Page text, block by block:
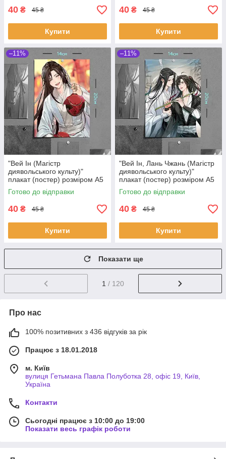
40 ₴ 45 ₴
Купити
40 ₴ 45 ₴
Купити
–11%
"Вей Ін (Магістр
диявольського культу)"
плакат (постер) розміром А5
(14х20см)
Готово до відправки
40 ₴ 45 ₴
Купити
–11%
"Вей Ін, Лань Чжань (Магістр
диявольського культу)"
плакат (постер) розміром А5
(14х20см)
Готово до відправки
40 ₴ 45 ₴
Купити
Показати ще
1 / 120
Про нас
100% позитивних з 436 відгуків за рік
Працює з 18.01.2018
м. Київ
вулиця Гетьмана Павла Полуботка 28, офіс 19, Київ,
Україна
Контакти
Сьогодні працює з 10:00 до 19:00
Показати весь графік роботи